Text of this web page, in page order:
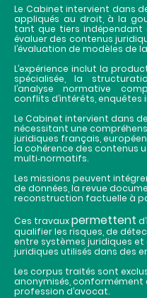
Le Cabinet intervient dans
appliqués au droit, à la
tant que tiers indépendant
évaluer des contenus
l’évaluation de modèles de
L’expérience inclut la
spécialisée, la
l’analyse normative
conflits d’intérêts, enquêtes
Le Cabinet intervient dans
nécessitant une
juridiques français,
la cohérence des contenus
multi‑normatifs.
Les missions peuvent
de données, la revue
reconstruction factuelle à
Ces travauxpermettent
qualifier les risques, de
entre systèmes juridiques et
juridiques utilisés dans des
Les corpus traités sont
anonymisés, conformément
profession d’avocat.